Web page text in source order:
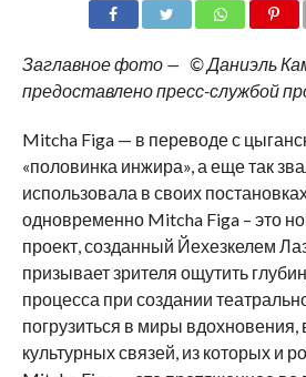
Заглавное фото — © Даниэль
предоставлено пресс-службой
Mitcha Figa — в переводе с
«половинка инжира», а еще так
использовала в своих
одновременно Mitcha Figa – это
проект, созданный Йехезкелем
призывает зрителя ощутить
процесса при создании
погрузиться в миры вдохновения,
культурных связей, из которых и